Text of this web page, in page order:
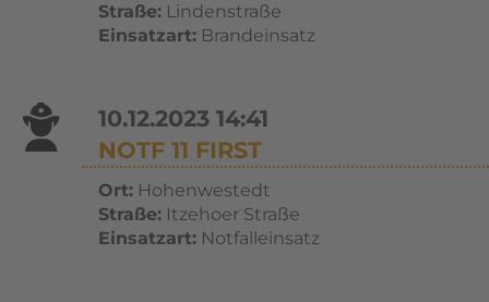
Straße:Lindenstraße
Einsatzart:Brandeinsatz
10.12.2023 14:41
NOTF 11 FIRST
Ort:Hohenwestedt
Straße:Itzehoer Straße
Einsatzart:Notfalleinsatz